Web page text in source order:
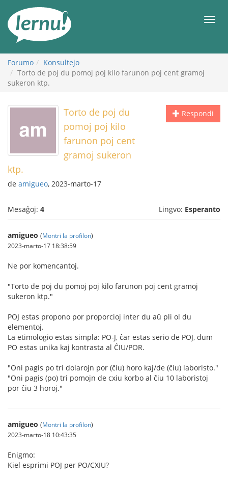
enhavo
Forumo
Konsultejo
Torto de poj du pomoj poj kilo farunon poj cent gramoj
sukeron ktp.
Respondi
Torto de poj du
pomoj poj kilo
farunon poj cent
gramoj sukeron
ktp.
de amigueo, 2023-marto-17
Mesaĝoj: 4 Lingvo: Esperanto
amigueo (Montri la profilon)
2023-marto-17 18:38:59
Ne por komencantoj.
"Torto de poj du pomoj poj kilo farunon poj cent gramoj
sukeron ktp."
POJ estas propono por proporcioj inter du aŭ pli ol du
elementoj.
La etimologio estas simpla: PO-J, ĉar estas serio de POJ, dum
PO estas unika kaj kontrasta al ĈIU/POR.
"Oni pagis po tri dolarojn por (ĉiu) horo kaj/de (ĉiu) laboristo."
"Oni pagis (po) tri pomojn de cxiu korbo al ĉiu 10 laboristoj
por ĉiu 3 horoj."
amigueo (Montri la profilon)
2023-marto-18 10:43:35
Enigmo:
Kiel esprimi POJ per PO/CXIU?